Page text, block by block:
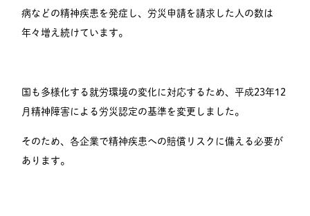
病などの精神疾患を発症し、労災申請を請求した人の数は
年々増え続けています。
国も多様化する就労環境の変化に対応するため、平成23年12
月精神障害による労災認定の基準を変更しました。
そのため、各企業で精神疾患への賠償リスクに備える必要が
あります。